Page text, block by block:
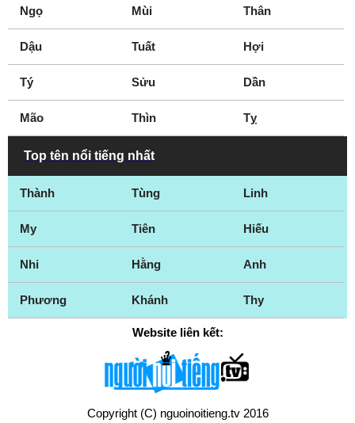
Ngọ Mùi Thân
Dậu Tuất Hợi
Tý Sửu Dần
Mão Thìn Tỵ
Top tên nổi tiếng nhất
Thành Tùng Linh
My Tiên Hiếu
Nhi Hằng Anh
Phương Khánh Thy
Website liên kết:
Copyright (C) nguoinoitieng.tv 2016